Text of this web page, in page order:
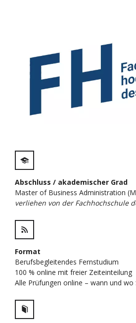
Abschluss / akademischer Grad
Master of Business Administration
verliehen von der Fachhochschule
Format
Berufsbegleitendes Fernstudium
100 % online mit freier Zeiteinteilung
Alle Prüfungen online – wann und wo